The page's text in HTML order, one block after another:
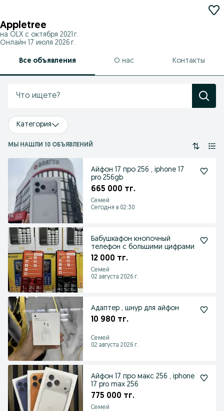
Appletree
на OLX с октября 2021 г.
Онлайн 17 июля 2026 г.
Все объявления О нас Контакты
Категория
МЫ НАШЛИ 10 ОБЪЯВЛЕНИЙ
Айфон 17 про 256 , iphone 17
pro 256gb
665 000 тг.
Семей
Сегодня в 02:30
Бабушкафон кнопочный
телефон с большими цифрами
12 000 тг.
Семей
02 августа 2026 г.
Адаптер , шнур для айфон
10 980 тг.
Семей
02 августа 2026 г.
Айфон 17 про макс 256 , iphone
17 pro max 256
775 000 тг.
Семей